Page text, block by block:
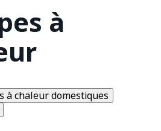
à
à chaleur domestiques